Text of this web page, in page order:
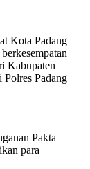
Kota Padang
Kabupaten
Padang
Pakta
para